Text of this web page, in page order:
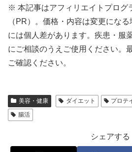
※ 本記事はアフィリエイトプログ
（PR）。価格・内容は変更にな
には個人差があります。疾患・服
にご相談のうえご使用ください。
ご確認ください。
美容・健康 ダイエット プロテ
腸活
シェアする